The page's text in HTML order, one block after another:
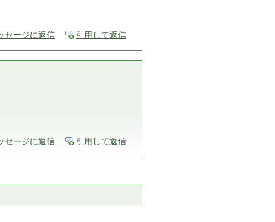
セージに返信 引用して返信
セージに返信 引用して返信